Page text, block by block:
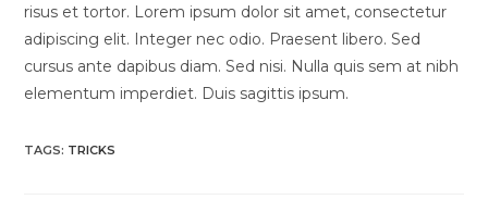
risus et tortor. Lorem ipsum dolor sit amet, consectetur
adipiscing elit. Integer nec odio. Praesent libero. Sed
cursus ante dapibus diam. Sed nisi. Nulla quis sem at nibh
elementum imperdiet. Duis sagittis ipsum.
TAGS: TRICKS